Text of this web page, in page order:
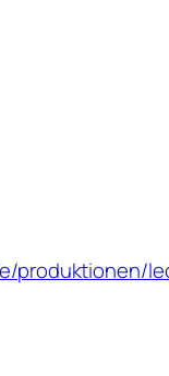
produktionen/